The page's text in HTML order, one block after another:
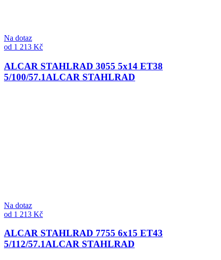
Na dotaz
od 1 213 Kč
ALCAR STAHLRAD 3055 5x14 ET38
5/100/57.1ALCAR STAHLRAD
Na dotaz
od 1 213 Kč
ALCAR STAHLRAD 7755 6x15 ET43
5/112/57.1ALCAR STAHLRAD